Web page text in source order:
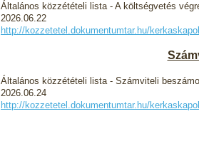
Általános közzétételi lista - A költségvetés
2026.06.22
http://kozzetetel.dokumentumtar.hu/
Általános közzétételi lista - Számviteli
2026.06.24
http://kozzetetel.dokumentumtar.hu/